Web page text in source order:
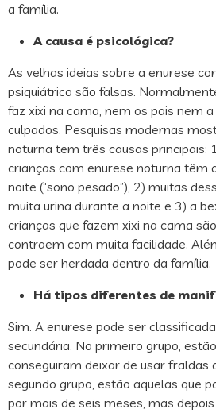
a família.
A causa é psicológica?
As velhas ideias sobre a enurese
psiquiátrico são falsas.
faz xixi na cama, nem os pais nem
culpados. Pesquisas modernas
noturna tem três causas principais:
crianças com enurese noturna têm
noite (“sono pesado”), 2) muitas
muita urina durante a noite e 3) a
crianças que fazem xixi na cama
contraem com muita facilidade.
pode ser herdada dentro da família.
Há tipos diferentes de
Sim. A enurese pode ser
secundária. No primeiro grupo,
conseguiram deixar de usar fraldas
segundo grupo, estão aquelas que
por mais de seis meses, mas